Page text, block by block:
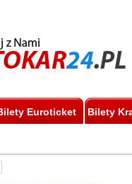
Euroticket Bilety